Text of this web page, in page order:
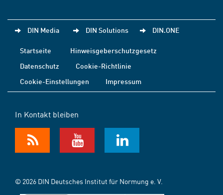
DIN Media DIN Solutions DIN.ONE
Startseite
Hinweisgeberschutzgesetz
Datenschutz
Cookie-Richtlinie
Cookie-Einstellungen
Impressum
In Kontakt bleiben
© 2026 DIN Deutsches Institut für Normung e. V.